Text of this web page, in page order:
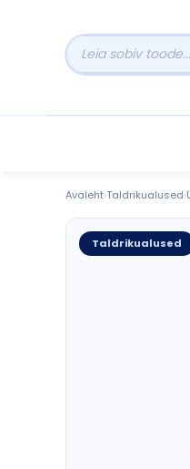
Products
search
Avaleht›Taldrikualused›
Taldrikualused